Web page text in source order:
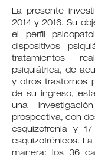
La presente
2014 y 2016. Su
el perfil
dispositivos
tratamientos
psiquiátrica, de
y otros trastornos
de su ingreso,
una
prospectiva, con
esquizofrenia y
esquizofrénicos.
manera: los 36